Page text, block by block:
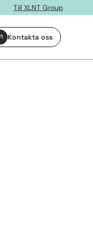
Till XLNT Group
Kontakta oss